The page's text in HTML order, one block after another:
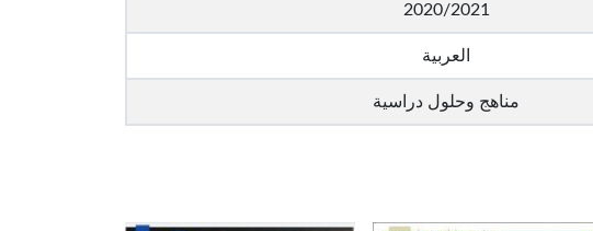
2020/2021
العربية
مناهج وحلول دراسية